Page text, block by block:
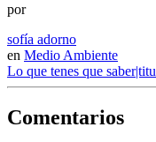
por
sofía adorno
en Medio Ambiente
Lo que tenes que
Comentarios